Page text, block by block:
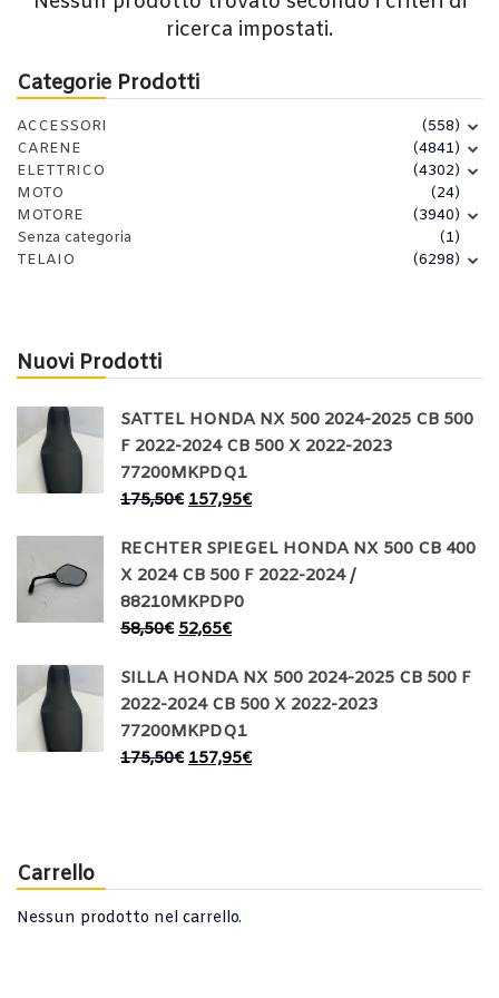
Categorie Prodotti
ACCESSORI
(558)
CARENE
(4841)
ELETTRICO
(4302)
MOTO
(24)
MOTORE
(3940)
Senza categoria
(1)
TELAIO
(6298)
Nuovi Prodotti
SATTEL HONDA NX 500 2024-2025 CB 500
F 2022-2024 CB 500 X 2022-2023
77200MKPDQ1
175,50€ 157,95€
RECHTER SPIEGEL HONDA NX 500 CB 400
X 2024 CB 500 F 2022-2024 /
88210MKPDP0
58,50€ 52,65€
SILLA HONDA NX 500 2024-2025 CB 500 F
2022-2024 CB 500 X 2022-2023
77200MKPDQ1
175,50€ 157,95€
Carrello
Nessun prodotto nel carrello.
ricerca impostati.